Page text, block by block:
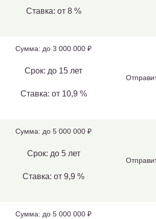
Ставка: от 8 %
Сумма: до 3 000 000 ₽
Срок: до 15 лет
Ставка: от 10,9 %
Сумма: до 5 000 000 ₽
Срок: до 5 лет
Ставка: от 9,9 %
Сумма: до 5 000 000 ₽